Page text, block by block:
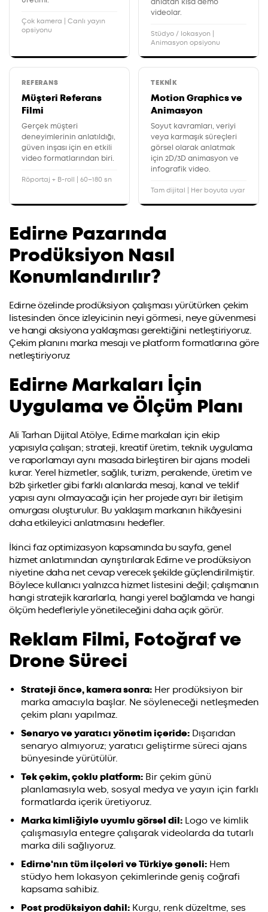
Çok kamera | Canlı yayın
opsiyonu
videolar.
Stüdyo / lokasyon |
Animasyon opsiyonu
REFERANS
Müşteri Referans
Filmi
Gerçek müşteri
deneyimlerinin anlatıldığı,
güven inşası için en etkili
video formatlarından biri.
Röportaj + B-roll | 60–180 sn
TEKNIK
Motion Graphics ve
Animasyon
Soyut kavramları, veriyi
veya karmaşık süreçleri
görsel olarak anlatmak
için 2D/3D animasyon ve
infografik video.
Tam dijital | Her boyuta uyar
Edirne Pazarında
Prodüksiyon Nasıl
Konumlandırılır?
Edirne özelinde prodüksiyon çalışması yürütürken çekim
listesinden önce izleyicinin neyi görmesi, neye güvenmesi
ve hangi aksiyona yaklaşması gerektiğini netleştiriyoruz.
Çekim planını marka mesajı ve platform formatlarına göre
netleştiriyoruz
Edirne Markaları İçin
Uygulama ve Ölçüm Planı
Ali Tarhan Dijital Atölye, Edirne markaları için ekip
yapısıyla çalışan; strateji, kreatif üretim, teknik uygulama
ve raporlamayı aynı masada birleştiren bir ajans modeli
kurar. Yerel hizmetler, sağlık, turizm, perakende, üretim ve
b2b şirketler gibi farklı alanlarda mesaj, kanal ve teklif
yapısı aynı olmayacağı için her projede ayrı bir iletişim
omurgası oluşturulur. Bu yaklaşım markanın hikâyesini
daha etkileyici anlatmasını hedefler.
İkinci faz optimizasyon kapsamında bu sayfa, genel
hizmet anlatımından ayrıştırılarak Edirne ve prodüksiyon
niyetine daha net cevap verecek şekilde güçlendirilmiştir.
Böylece kullanıcı yalnızca hizmet listesini değil; çalışmanın
hangi stratejik kararlarla, hangi yerel bağlamda ve hangi
ölçüm hedefleriyle yönetileceğini daha açık görür.
Reklam Filmi, Fotoğraf ve
Drone Süreci
Strateji önce, kamera sonra: Her prodüksiyon bir
marka amacıyla başlar. Ne söyleneceği netleşmeden
çekim planı yapılmaz.
Senaryo ve yaratıcı yönetim içeride: Dışarıdan
senaryo almıyoruz; yaratıcı geliştirme süreci ajans
bünyesinde yürütülür.
Tek çekim, çoklu platform: Bir çekim günü
planlamasıyla web, sosyal medya ve yayın için farklı
formatlarda içerik üretiyoruz.
Marka kimliğiyle uyumlu görsel dil: Logo ve kimlik
çalışmasıyla entegre çalışarak videolarda da tutarlı
marka dili sağlıyoruz.
Edirne'nın tüm ilçeleri ve Türkiye geneli: Hem
stüdyo hem lokasyon çekimlerinde geniş coğrafi
kapsama sahibiz.
Post prodüksiyon dahil: Kurgu, renk düzeltme, ses